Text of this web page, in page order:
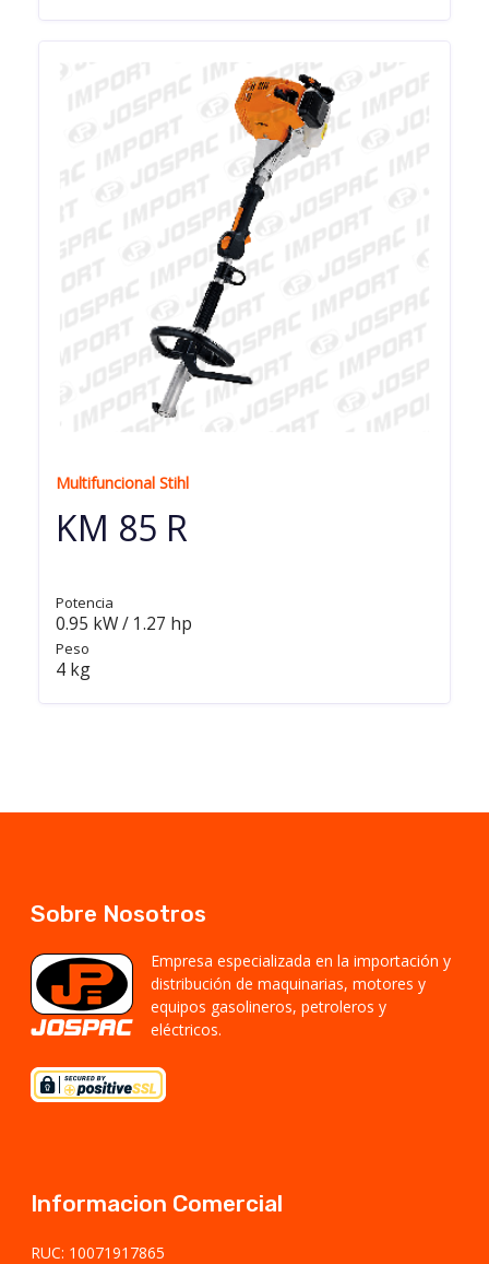
Multifuncional Stihl
KM 85 R
Potencia
0.95 kW / 1.27 hp
Peso
4 kg
Sobre Nosotros
Empresa especializada en la importación y
distribución de maquinarias, motores y
equipos gasolineros, petroleros y
eléctricos.
Informacion Comercial
RUC: 10071917865